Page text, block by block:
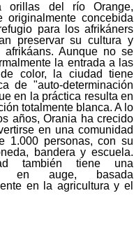
orillas del río Orange,
originalmente concebida
para los afrikáners
preservar su cultura y
afrikáans. Aunque no se
la entrada a las
de color, la ciudad tiene
de "auto-determinación
en la práctica resulta en
totalmente blanca. A lo
años, Orania ha crecido
en una comunidad
1.000 personas, con su
bandera y escuela.
también tiene una
en auge, basada
en la agricultura y el